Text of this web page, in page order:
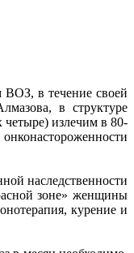
в течение своей
в структуре
излечим в 80-
наследственности
зоне» женщины
курение и